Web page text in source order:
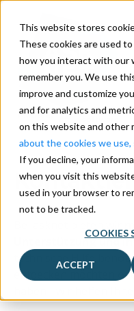
This website stores
These cookies are used
how you interact with our
remember you. We use
improve and customize
and for analytics and
on this website and other
about the cookies we use,
If you decline, your
when you visit this
used in your browser to
not to be tracked.
COOKIES
ACCEPT
Unterstützung und
technische Hilfe
entdecken möchten